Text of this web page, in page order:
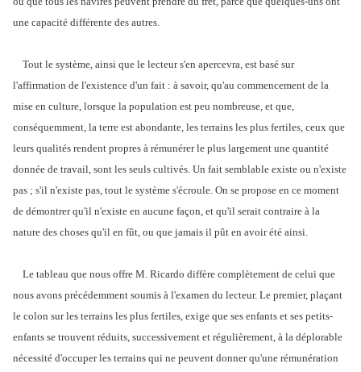
une capacité différente des autres.
Tout le système, ainsi que le lecteur s'en apercevra, est basé sur
l'affirmation de l'existence d'un fait : à savoir, qu'au commencement de la
mise en culture, lorsque la population est peu nombreuse, et que,
conséquemment, la terre est abondante, les terrains les plus fertiles, ceux que
leurs qualités rendent propres à rémunérer le plus largement une quantité
donnée de travail, sont les seuls cultivés. Un fait semblable existe ou n'existe
pas ; s'il n'existe pas, tout le système s'écroule. On se propose en ce moment
de démontrer qu'il n'existe en aucune façon, et qu'il serait contraire à la
nature des choses qu'il en fût, ou que jamais il pût en avoir été ainsi.
Le tableau que nous offre M. Ricardo diffère complètement de celui que
nous avons précédemment soumis à l'examen du lecteur. Le premier, plaçant
le colon sur les terrains les plus fertiles, exige que ses enfants et ses petits-
enfants se trouvent réduits, successivement et régulièrement, à la déplorable
nécessité d'occuper les terrains qui ne peuvent donner qu'une rémunération